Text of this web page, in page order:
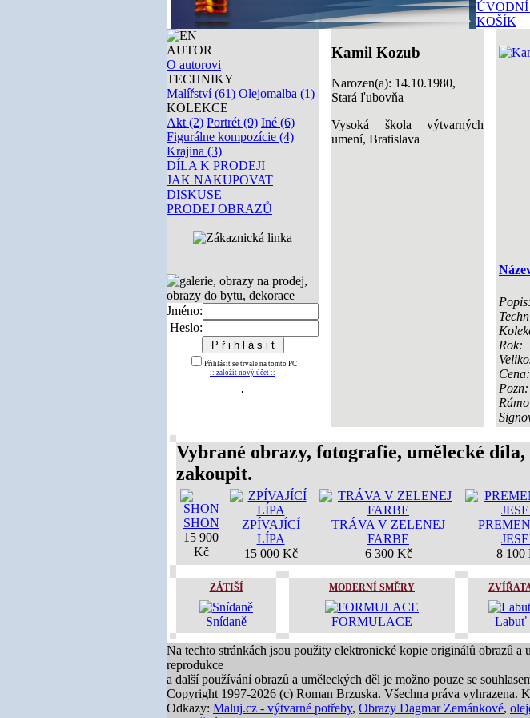
ÚVODNÍ
KOŠÍK
AUTOR
O autorovi
TECHNIKY
Malířství (61) Olejomalba (1)
KOLEKCE
Akt (2) Portrét (9) Iné (6)
Figurálne kompozície (4)
Krajina (3)
DÍLA K PRODEJI
JAK NAKUPOVAT
DISKUSE
PRODEJ OBRAZŮ
Jméno:
Heslo:
Přihlásit se trvale na tomto PC
:: založit nový účet ::
Kamil Kozub
Narozen(a): 14.10.1980,
Stará ľubovňa
Vysoká škola výtvarných
umení, Bratislava
Popis:
Rok:
Cena:
Pozn:
Vybrané obrazy, fotografie, umělecké
zakoupit.
SHON
15 900
Kč
ZPÍVAJÍCÍ
LÍPA
15 000 Kč
TRÁVA V ZELENEJ
FARBE
6 300 Kč
8 100
ZÁTIŠÍ
Snídaně
MODERNÍ SMĚRY
FORMULACE Labuť
Na techto stránkách jsou použity elektronické kopie originálů obrazů
reprodukce
a další používání obrazů a uměleckých děl je možno pouze se
Copyright 1997-2026 (c) Roman Brzuska. Všechna práva vyhrazena.
Odkazy: Maluj.cz - výtvarné potřeby, Obrazy Dagmar Zemánkové,